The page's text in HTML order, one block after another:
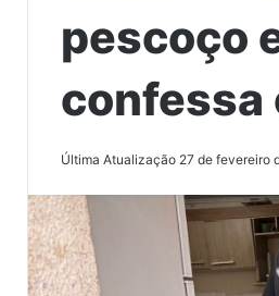
pescoço
confessa
Última Atualização 27 de fevereiro